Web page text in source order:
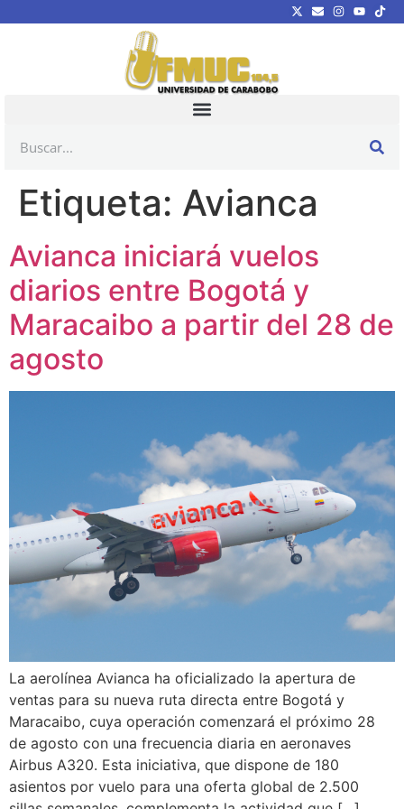
Etiqueta: Avianca
Avianca iniciará vuelos
diarios entre Bogotá y
Maracaibo a partir del 28 de
agosto
La aerolínea Avianca ha oficializado la apertura de
ventas para su nueva ruta directa entre Bogotá y
Maracaibo, cuya operación comenzará el próximo 28
de agosto con una frecuencia diaria en aeronaves
Airbus A320. Esta iniciativa, que dispone de 180
asientos por vuelo para una oferta global de 2.500